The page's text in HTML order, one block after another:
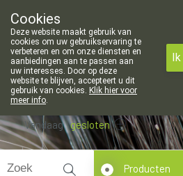
voor de apotheek in
011/88 14 74
Vandaag gesloten
Producten
Cookies
Deze website maakt gebruik van
cookies om uw gebruikservaring te
verbeteren en om onze diensten en
aanbiedingen aan te passen aan
uw interesses. Door op deze
website te blijven, accepteert u dit
gebruik van cookies. Klik hier voor
meer info.